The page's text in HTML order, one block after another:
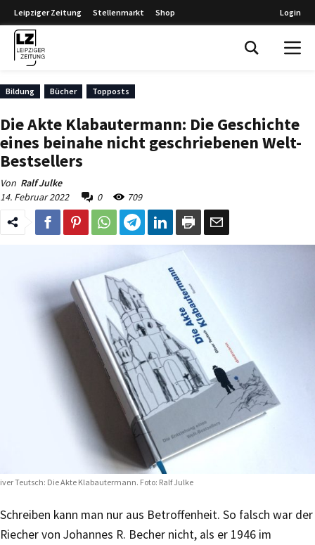
Leipziger Zeitung Stellenmarkt Shop Login
Bildung Bücher Topposts
Die Akte Klabautermann: Die Geschichte
eines beinahe nicht geschriebenen Welt-
Bestsellers
Von Ralf Julke
14. Februar 2022
0 709
Teutsch: Die Akte Klabautermann. Foto: Ralf Julke
Schreiben kann man nur aus Betroffenheit. So falsch war der
Riecher von Johannes R. Becher nicht, als er 1946 im